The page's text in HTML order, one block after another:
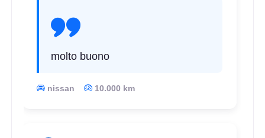
molto buono
nissan 10.000 km